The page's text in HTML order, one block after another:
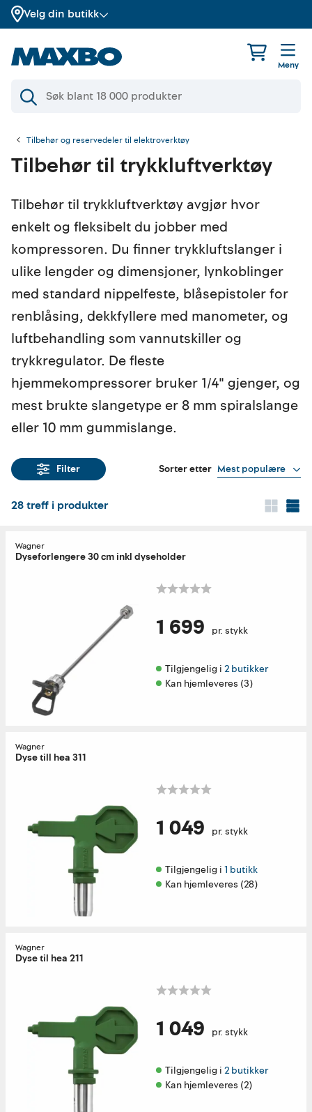
Velg din butikk
Meny
Tilbehør og reservedeler til elektroverktøy
Tilbehør til trykkluftverktøy
Tilbehør til trykkluftverktøy avgjør hvor
enkelt og fleksibelt du jobber med
kompressoren. Du finner trykkluftslanger i
ulike lengder og dimensjoner, lynkoblinger
med standard nippelfeste, blåsepistoler for
renblåsing, dekkfyllere med manometer, og
luftbehandling som vannutskiller og
trykkregulator. De fleste
hjemmekompressorer bruker 1/4" gjenger, og
mest brukte slangetype er 8 mm spiralslange
eller 10 mm gummislange.
Filter Sorter etter Mest populære
28treff i produkter
Wagner
Dyseforlengere 30 cm inkl dyseholder
1 699 pr. stykk
Tilgjengelig i 2 butikker
Kan hjemleveres (3)
Wagner
Dyse till hea 311
1 049 pr. stykk
Tilgjengelig i 1 butikk
Kan hjemleveres (28)
Wagner
Dyse til hea 211
1 049 pr. stykk
Tilgjengelig i 2 butikker
Kan hjemleveres (2)